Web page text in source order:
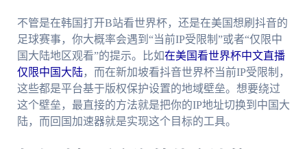
不管是在韩国打开B站看世界杯，还是在美国想刷抖音的
足球赛事，你大概率会遇到“当前IP受限制”或者“仅限中
国大陆地区观看”的提示。比如在美国看世界杯中文直播
仅限中国大陆，而在新加坡看抖音世界杯当前IP受限制，
这些都是平台基于版权保护设置的地域壁垒。想要绕过
这个壁垒，最直接的方法就是把你的IP地址切换到中国大
陆，而回国加速器就是实现这个目标的工具。